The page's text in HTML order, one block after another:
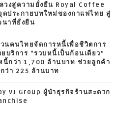
วงสู่ความยั่งยืน Royal Coffee
จุดประกายบทใหม่ของกาแฟไทย สู่
นาที่ยั่งยืน
นคนไทยจัดการหนี้เพื่อชีวิตการ
บริการ “รวบหนี้เป็นก้อนเดียว”
นี้กว่า 1,700 ล้านบาท ช่วยลูกค้า
ว่า 225 ล้านบาท
VJ Group ผู้นำธุรกิจร้านสะดวก